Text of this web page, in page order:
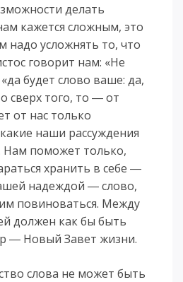
делать
кажется сложным, это
надо усложнять то, что
говорит нам: «Не
будет слово ваше: да,
сверх того, то ― от
от нас только
наши рассуждения
Нам поможет только,
хранить в себе ―
надеждой ― слово,
повиноваться. Между
должен как бы быть
― Новый Завет жизни.
слова не может быть